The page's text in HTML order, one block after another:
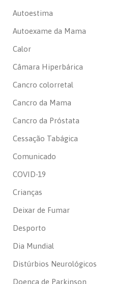
Autoestima
Autoexame da Mama
Calor
Câmara Hiperbárica
Cancro colorretal
Cancro da Mama
Cancro da Próstata
Cessação Tabágica
Comunicado
COVID-19
Crianças
Deixar de Fumar
Desporto
Dia Mundial
Distúrbios Neurológicos
Doença de Parkinson